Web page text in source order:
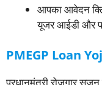
आपका आवेदन
यूजर आईडी और
PMEGP Loan
प्रधानमंत्री रोजगार